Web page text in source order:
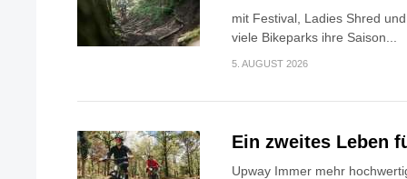
mit Festival, Ladies Shred
viele Bikeparks ihre Saison...
5. AUGUST 2026
Ein zweites Leben
Upway Immer mehr